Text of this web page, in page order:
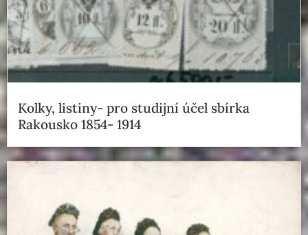
Kolky, listiny- pro studijní účel sbírka
Rakousko 1854- 1914